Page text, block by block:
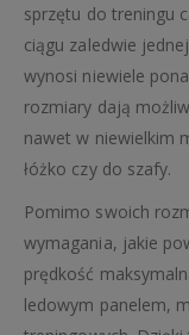
sprzętu do treningu
ciągu zaledwie
wynosi niewiele
rozmiary dają
nawet w niewielkim
łóżko czy do szafy.
Pomimo swoich
wymagania, jakie
prędkość
ledowym panelem,